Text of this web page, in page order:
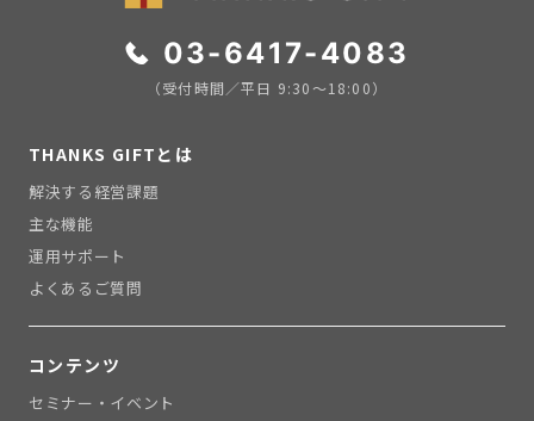
03-6417-4083
（受付時間／平日 9:30〜18:00）
THANKS GIFTとは
解決する経営課題
主な機能
運用サポート
よくあるご質問
コンテンツ
セミナー・イベント